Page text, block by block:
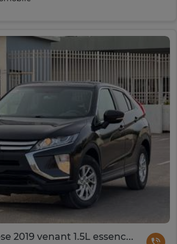
Mitsubishi Eclypse 2019 venant 1.5L essence automatique